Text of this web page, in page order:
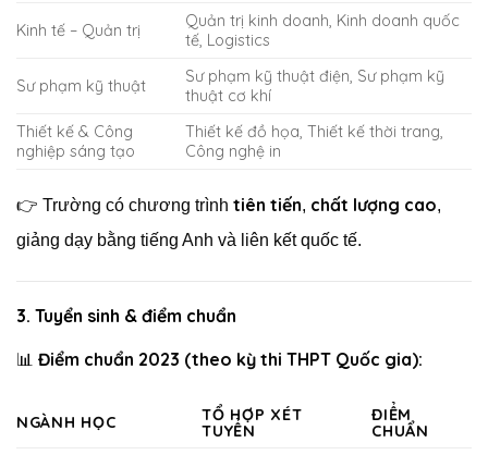
Kinh tế – Quản trị
Quản trị kinh doanh, Kinh doanh quốc
tế, Logistics
Sư phạm kỹ thuật
Sư phạm kỹ thuật điện, Sư phạm kỹ
thuật cơ khí
Thiết kế & Công
nghiệp sáng tạo
Thiết kế đồ họa, Thiết kế thời trang,
Công nghệ in
👉 Trường có chương trình tiên tiến, chất lượng cao,
giảng dạy bằng tiếng Anh và liên kết quốc tế.
3. Tuyển sinh & điểm chuẩn
📊 Điểm chuẩn 2023 (theo kỳ thi THPT Quốc gia):
NGÀNH HỌC
TỔ HỢP XÉT
TUYỂN
ĐIỂM
CHUẨN